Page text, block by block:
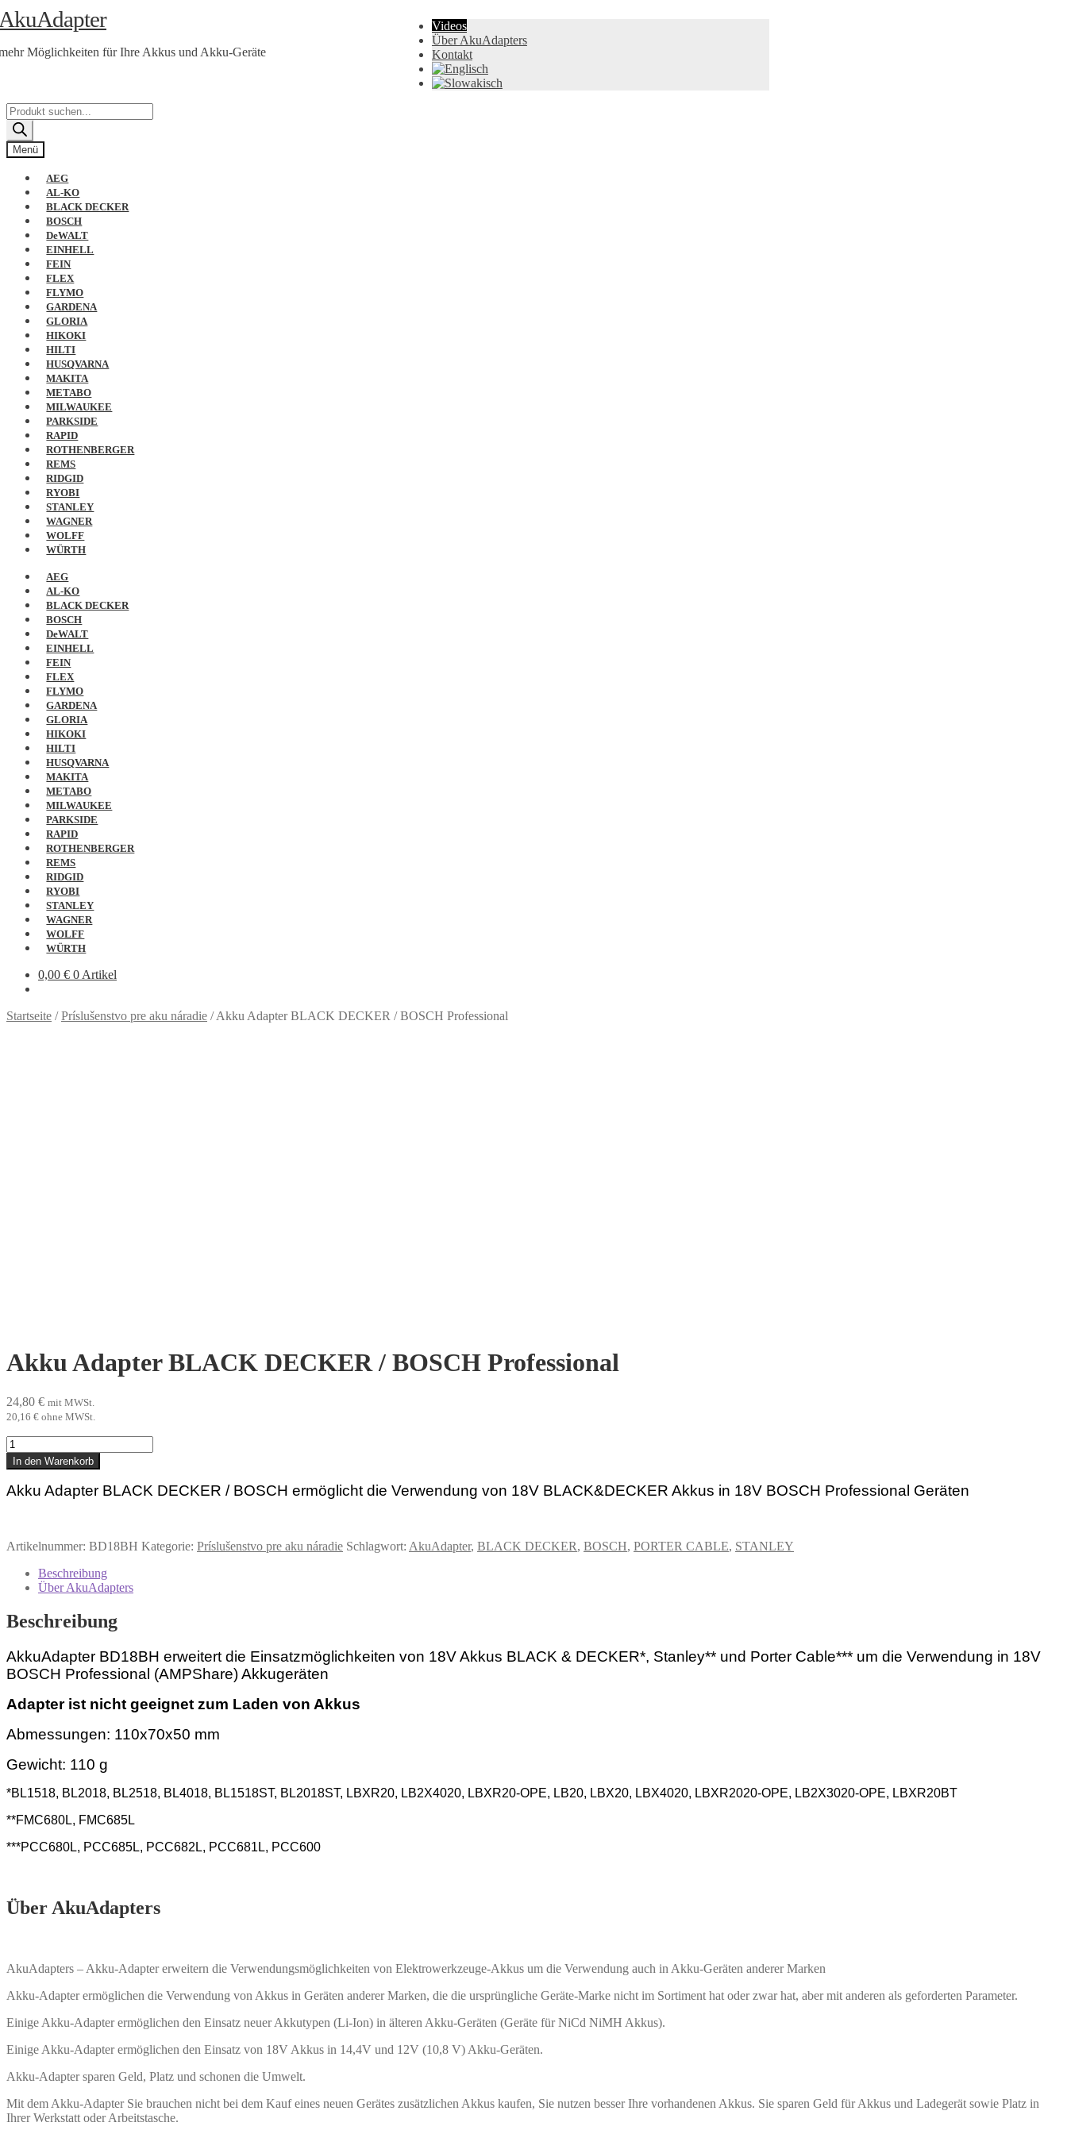
Zur
Navigation
Zum
Inhalt
Möglichkeiten für Ihre Akkus und Akku-Geräte
Videos
Über AkuAdapters
Kontakt
Products
search
Menü
AEG
AL-KO
BLACK DECKER
BOSCH
DeWALT
EINHELL
FEIN
FLEX
FLYMO
GARDENA
GLORIA
HIKOKI
HILTI
HUSQVARNA
MAKITA
METABO
MILWAUKEE
PARKSIDE
RAPID
ROTHENBERGER
REMS
RIDGID
RYOBI
STANLEY
WAGNER
WOLFF
WÜRTH
AEG
AL-KO
BLACK DECKER
BOSCH
DeWALT
EINHELL
FEIN
FLEX
FLYMO
GARDENA
GLORIA
HIKOKI
HILTI
HUSQVARNA
MAKITA
METABO
MILWAUKEE
PARKSIDE
RAPID
ROTHENBERGER
REMS
RIDGID
RYOBI
STANLEY
WAGNER
WOLFF
WÜRTH
0,00 € 0 Artikel
Startseite /Príslušenstvo pre aku náradie /Akku Adapter BLACK DECKER / BOSCH Professional
Akku Adapter BLACK DECKER / BOSCH Professional
24,80 € mit MWSt.
20,16 € ohne MWSt.
Akku
Adapter
BLACK
DECKER
/
Menge
In den Warenkorb
Akku Adapter BLACK DECKER / BOSCH ermöglicht die Verwendung von 18V BLACK&DECKER Akkus in 18V BOSCH Professional Geräten
Artikelnummer: BD18BH Kategorie: Príslušenstvo pre aku náradie Schlagwort: AkuAdapter, BLACK DECKER, BOSCH, PORTER CABLE, STANLEY
Beschreibung
Über AkuAdapters
Beschreibung
AkkuAdapter BD18BH erweitert die Einsatzmöglichkeiten von 18V Akkus BLACK & DECKER*, Stanley** und Porter Cable*** um die Verwendung in 18V
BOSCH Professional (AMPShare) Akkugeräten
Adapter ist nicht geeignet zum Laden von Akkus
Abmessungen: 110x70x50 mm
Gewicht: 110 g
*BL1518, BL2018, BL2518, BL4018, BL1518ST, BL2018ST, LBXR20, LB2X4020, LBXR20-OPE, LB20, LBX20, LBX4020, LBXR2020-OPE, LB2X3020-OPE, LBXR20BT
**FMC680L, FMC685L
***PCC680L, PCC685L, PCC682L, PCC681L, PCC600
Über AkuAdapters
AkuAdapters – Akku-Adapter erweitern die Verwendungsmöglichkeiten von Elektrowerkzeuge-Akkus um die Verwendung auch in Akku-Geräten anderer Marken
Akku-Adapter ermöglichen die Verwendung von Akkus in Geräten anderer Marken, die die ursprüngliche Geräte-Marke nicht im Sortiment hat oder zwar hat, aber mit anderen als geforderten Parameter.
Einige Akku-Adapter ermöglichen den Einsatz neuer Akkutypen (Li-Ion) in älteren Akku-Geräten (Geräte für NiCd NiMH Akkus).
Einige Akku-Adapter ermöglichen den Einsatz von 18V Akkus in 14,4V und 12V (10,8 V) Akku-Geräten.
Akku-Adapter sparen Geld, Platz und schonen die Umwelt.
Mit dem Akku-Adapter Sie brauchen nicht bei dem Kauf eines neuen Gerätes zusätzlichen Akkus kaufen, Sie nutzen besser Ihre vorhandenen Akkus. Sie sparen Geld für Akkus und Ladegerät sowie Platz in
Ihrer Werkstatt oder Arbeitstasche.